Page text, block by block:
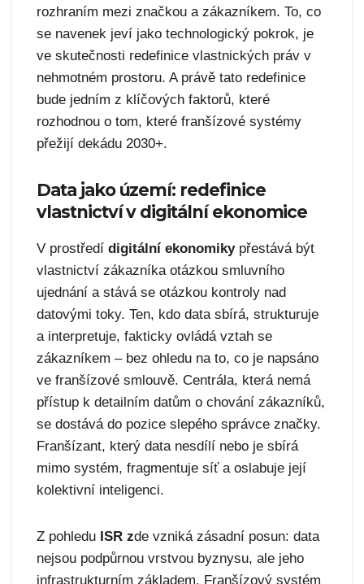
rozhraním mezi značkou a zákazníkem. To, co
se navenek jeví jako technologický pokrok, je
ve skutečnosti redefinice vlastnických práv v
nehmotném prostoru. A právě tato redefinice
bude jedním z klíčových faktorů, které
rozhodnou o tom, které franšízové systémy
přežijí dekádu 2030+.
Data jako území: redefinice
vlastnictví v digitální ekonomice
V prostředí digitální ekonomiky přestává být
vlastnictví zákazníka otázkou smluvního
ujednání a stává se otázkou kontroly nad
datovými toky. Ten, kdo data sbírá, strukturuje
a interpretuje, fakticky ovládá vztah se
zákazníkem – bez ohledu na to, co je napsáno
ve franšízové smlouvě. Centrála, která nemá
přístup k detailním datům o chování zákazníků,
se dostává do pozice slepého správce značky.
Franšízant, který data nesdílí nebo je sbírá
mimo systém, fragmentuje síť a oslabuje její
kolektivní inteligenci.
Z pohledu ISR zde vzniká zásadní posun: data
nejsou podpůrnou vrstvou byznysu, ale jeho
infrastrukturním základem. Franšízový systém